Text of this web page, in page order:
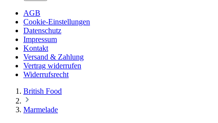
AGB
Cookie-Einstellungen
Datenschutz
Impressum
Kontakt
Versand & Zahlung
Vertrag widerrufen
Widerrufsrecht
British Food
Marmelade